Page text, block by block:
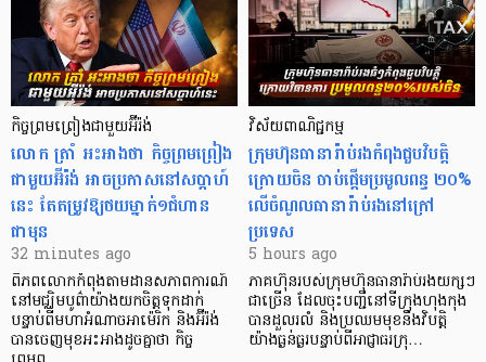
កិច្ចព្រមព្រៀងជាមួយអ៊ីរ៉ង់
លោក ត្រាំ អះអាងថា កិច្ចព្រមព្រៀង
ជាមួយអ៊ីរ៉ង់ អាចប្រកាសនៅសប្តាហ៍
នេះ តែតម្រូវឱ្យថយម្នាក់១ជំហាន
ជាមុន
32 minutes ago
ពិភពលោកកំពុងតាមដានសភាពការណ៍
នៅមជ្ឈិមបូព៌ាយ៉ាងយកចិត្តទុកដាក់
បន្ទាប់ពីមហាអំណាចអាម៉េរិក និងអ៊ីរ៉ង់
បានចេញមុខអះអាងដូចគ្នាថា កិច្ច
វិស័យពាណិជ្ជកម្ម
ក្រុមហ៊ុនធានារ៉ាប់រងកំពុងជួបវិបត្តិ
ក្រោយចិន ចាប់ផ្តើមប្រមូលពន្ធ ២០%
លើចំណូលធានារ៉ាប់រងនៅក្រៅ
ប្រទេស
5 hours ago
ភាគហ៊ុនរបស់ក្រុមហ៊ុនធានារ៉ាប់រងយក្សៗ
ជាច្រើន ដែលចុះបញ្ជីនៅទីក្រុងហុងកុង
បានដួលរលំ និងប្រឈមមុខនឹងវិបត្តិ
យ៉ាងធ្ងន់ធ្ងរបន្ទាប់ពីអាជ្ញាធរក្រុ…